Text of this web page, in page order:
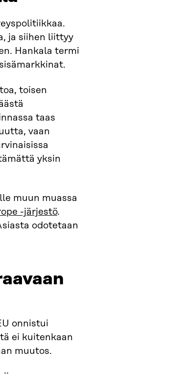
ja siihen liittyy
Hankala termi
toisen
taas
vaan
yksin
muun muassa
-järjestö.
odotetaan
onnistui
ei kuitenkaan
muutos.